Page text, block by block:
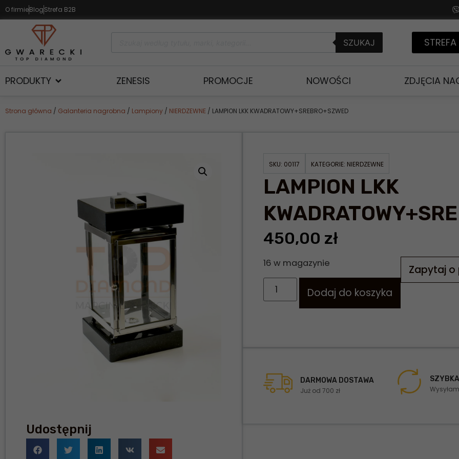
O firmieBlogStrefa B2B
SZUKAJ
PRODUKTY ZENESIS PROMOCJE NOWOŚCI ZDJĘCIA
Strona główna / Galanteria nagrobna / Lampiony / NIERDZEWNE / LAMPION LKK KWADRATOWY+SREBRO+SZWED
Udostępnij
SKU: 00117 KATEGORIE: NIERDZEWNE
LAMPION LKK
450,00 zł
16 w magazynie
Dodaj do koszyka
Zapytaj
DARMOWA DOSTAWA
Już od 700 zł